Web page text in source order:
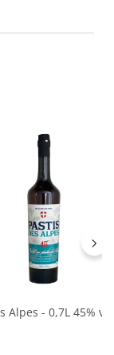
Alpes - 0,7L 45% vol